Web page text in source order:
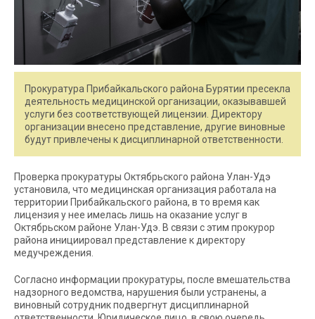
Прокуратура Прибайкальского района Бурятии пресекла
деятельность медицинской организации, оказывавшей
услуги без соответствующей лицензии. Директору
организации внесено представление, другие виновные
будут привлечены к дисциплинарной ответственности.
Проверка прокуратуры Октябрьского района Улан-Удэ
установила, что медицинская организация работала на
территории Прибайкальского района, в то время как
лицензия у нее имелась лишь на оказание услуг в
Октябрьском районе Улан-Удэ. В связи с этим прокурор
района инициировал представление к директору
медучреждения.
Согласно информации прокуратуры, после вмешательства
надзорного ведомства, нарушения были устранены, а
виновный сотрудник подвергнут дисциплинарной